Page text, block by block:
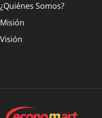
¿Quiénes Somos?
Misión
Visión